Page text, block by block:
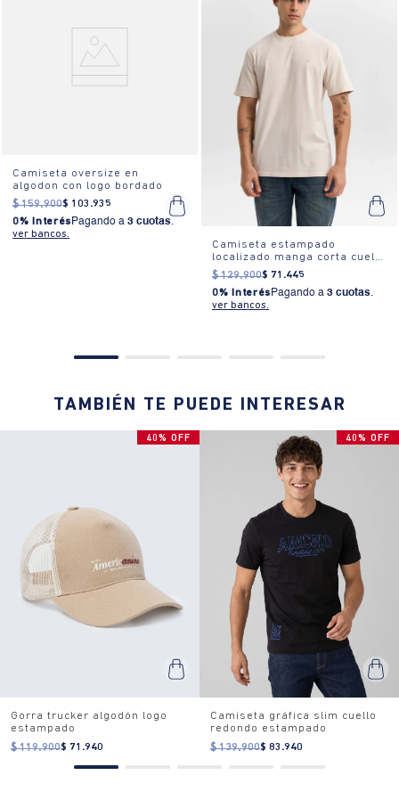
Camiseta oversize en
algodon con logo bordado
$ 159.900$ 103 .935
0% Interés Pagando a 3 cuotas.
ver bancos.
Camiseta estampado
localizado manga corta cuello
redondo para hombre
$ 129.900$ 71 .445
0% Interés Pagando a 3 cuotas.
ver bancos.
TAMBIÉN TE PUEDE INTERESAR
40% OFF
Gorra trucker algodón logo
estampado
$ 119.900$ 71.940
40% OFF
Camiseta gráfica slim cuello
redondo estampado
$ 139.900$ 83.940